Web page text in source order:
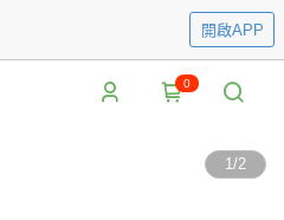
開啟APP
0
1/2